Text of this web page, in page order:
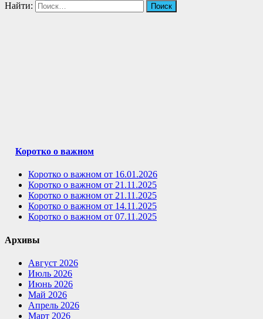
Найти:
Коротко о важном
Коротко о важном от 16.01.2026
Коротко о важном от 21.11.2025
Коротко о важном от 21.11.2025
Коротко о важном от 14.11.2025
Коротко о важном от 07.11.2025
Архивы
Август 2026
Июль 2026
Июнь 2026
Май 2026
Апрель 2026
Март 2026